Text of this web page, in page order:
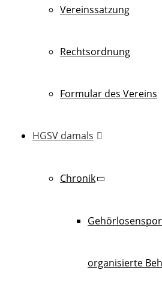
Vereinssatzung
Rechtsordnung
Formular des Vereins
HGSV damals
Chronik
organisierte